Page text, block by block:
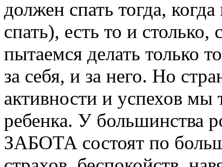
должен спать тогда,
спать), есть то и
пытаемся делать только
за себя, и за него. Но
активности и успехов мы
ребенка. У
ЗАБОТА состоят по